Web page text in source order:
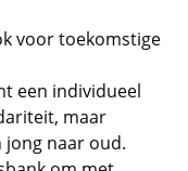
voor toekomstige
een individueel
maar
jong naar oud.